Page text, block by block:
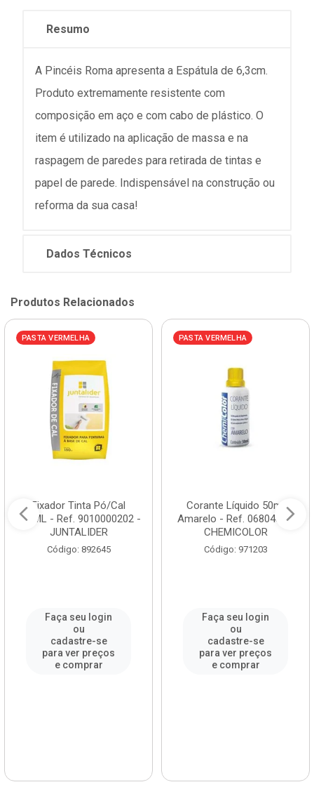
Resumo
A Pincéis Roma apresenta a Espátula de 6,3cm.
Produto extremamente resistente com
composição em aço e com cabo de plástico. O
item é utilizado na aplicação de massa e na
raspagem de paredes para retirada de tintas e
papel de parede. Indispensável na construção ou
reforma da sua casa!
Dados Técnicos
Produtos Relacionados
PASTA VERMELHA
Fixador Tinta Pó/Cal
150ML - Ref. 9010000202 -
JUNTALIDER
Código: 892645
Faça seu login
ou
cadastre-se
para ver preços
e comprar
PASTA VERMELHA
Corante Líquido 50ml
Amarelo - Ref. 0680468 -
CHEMICOLOR
Código: 971203
Faça seu login
ou
cadastre-se
para ver preços
e comprar